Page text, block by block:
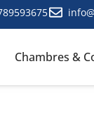
Chambres &